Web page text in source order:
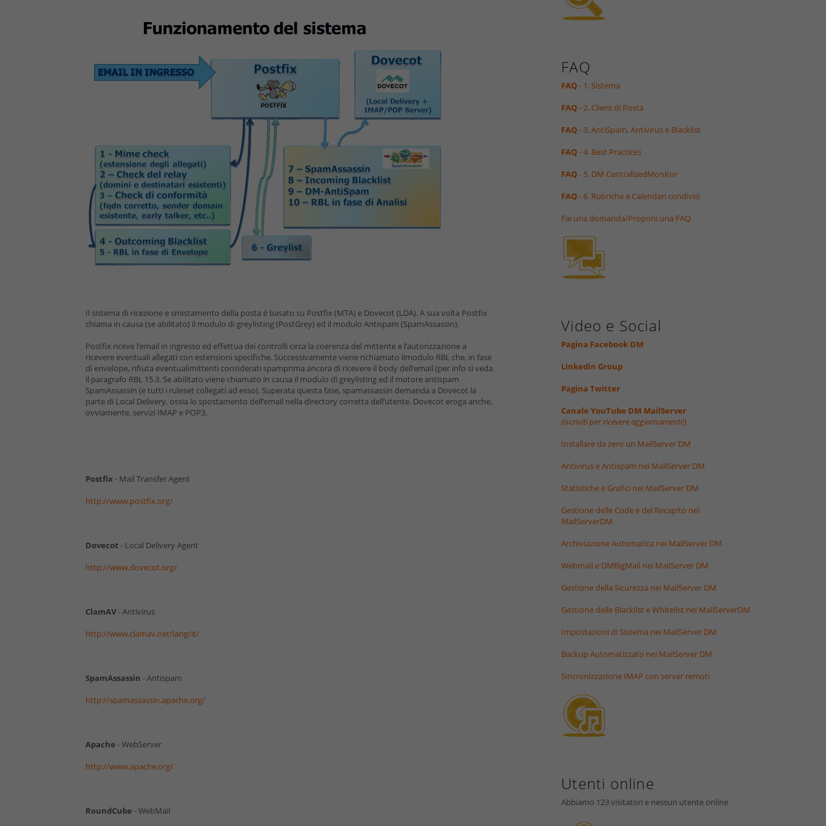
Il sistema di ricezione e smistamento della posta é basato su Postﬁx (MTA) e Dovecot (LDA). A sua volta Postﬁx
chiama in causa (se abilitato) il modulo di greylisting (PostGrey) ed il modulo Antispam (SpamAssassin).
Postﬁx riceve l’email in ingresso ed effettua dei controlli circa la coerenza del mittente e l’autorizzazione a
ricevere eventuali allegati con estensioni speciﬁche. Successivamente viene richiamato ilmodulo RBL che, in fase
di envelope, riﬁuta eventualimittenti considerati spamprima ancora di ricevere il body dell’email (per info si veda
il paragrafo RBL 15.3. Se abilitato viene chiamato in causa il modulo di greylisting ed il motore antispam
SpamAssassin (e tutti i ruleset collegati ad esso). Superata questa fase, spamassassin demanda a Dovecot la
parte di Local Delivery, ossia lo spostamento dell’email nella directory corretta dell’utente. Dovecot eroga anche,
ovviamente, servizi IMAP e POP3.
Postfix - Mail Transfer Agent
http://www.postfix.org/
Dovecot- Local Delivery Agent
http://www.dovecot.org/
ClamAV- Antivirus
http://www.clamav.net/lang/it/
SpamAssassin - Antispam
http://spamassassin.apache.org/
Apache- WebServer
http://www.apache.org/
RoundCube - WebMail
FAQ
FAQ- 1. Sistema
FAQ- 2. Client di Posta
FAQ- 3. AntiSpam, Antivirus e Blacklist
FAQ- 4. Best Practices
FAQ- 5. DM CentralizedMonitor
FAQ- 6. Rubriche e Calendari condivisi
Fai una domanda/Proponi una FAQ
Video e Social
Pagina Facebook DM
Linkedin Group
Pagina Twitter
Canale YouTube DM MailServer
(iscriviti per ricevere aggiornamenti!)
Installare da zero un MailServer DM
Antivirus e Antispam nei MailServer DM
Statistiche e Grafici nei MailServer DM
Gestione delle Code e del Recapito nei
MailServerDM
Archiviazione Automatica nei MailServer DM
Webmail e DMBigMail nei MailServer DM
Gestione della Sicurezza nei MailServer DM
Gestione delle Blacklist e Whitelist nei MailServerDM
Impostazioni di Sistema nei MailServer DM
Backup Automatizzato nei MailServer DM
Sincronizzazione IMAP con server remoti
Utenti online
Abbiamo 123 visitatori e nessun utente online